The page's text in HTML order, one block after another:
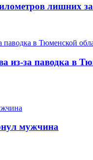
лишних
из-за паводка в
мужчина